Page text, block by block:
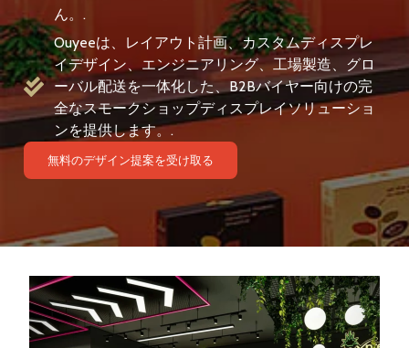
ん。.
Ouyeeは、レイアウト計画、カスタムディスプレ
イデザイン、エンジニアリング、工場製造、グロ
ーバル配送を一体化した、B2Bバイヤー向けの完
全なスモークショップディスプレイソリューショ
ンを提供します。.
無料のデザイン提案を受け取る